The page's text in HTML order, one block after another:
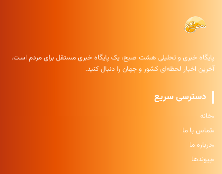
پایگاه خبری و تحلیلی هشت صبح، یک پایگاه خبری مستقل برای مردم است.
آخرین اخبار لحظه‌ای کشور و جهان را دنبال کنید.
دسترسی سریع
خانه
تماس با ما
درباره ما
پیوندها